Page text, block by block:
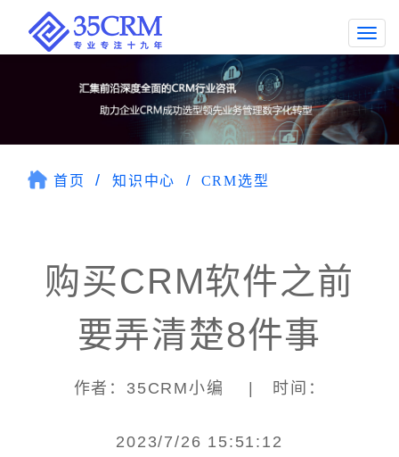
首页 知识中心 CRM选型
购买CRM软件之前
要弄清楚8件事
作者：35CRM小编 | 时间：
2023/7/26 15:51:12